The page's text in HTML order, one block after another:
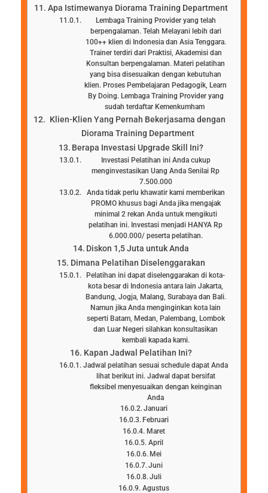
Apa Istimewanya Diorama Training Department
Lembaga Training Provider yang telah
berpengalaman. Telah Melayani lebih dari
100++ klien di Indonesia dan Asia Tenggara.
Trainer terdiri dari Praktisi, Akademisi dan
Konsultan berpengalaman. Materi pelatihan
yang bisa disesuaikan dengan kebutuhan
klien. Proses Pembelajaran Pedagogik, Learn
By Doing. Lembaga Training Provider yang
sudah terdaftar Kemenkumham
Klien-Klien Yang Pernah Bekerjasama dengan
Diorama Training Department
Berapa Investasi Upgrade Skill Ini?
Investasi Pelatihan ini Anda cukup
menginvestasikan Uang Anda Senilai Rp
7.500.000
Anda tidak perlu khawatir kami memberikan
PROMO khusus bagi Anda jika mengajak
minimal 2 rekan Anda untuk mengikuti
pelatihan ini. Investasi menjadi HANYA Rp
6.000.000/ peserta pelatihan.
Diskon 1,5 Juta untuk Anda
Dimana Pelatihan Diselenggarakan
Pelatihan ini dapat diselenggarakan di kota-
kota besar di Indonesia antara lain Jakarta,
Bandung, Jogja, Malang, Surabaya dan Bali.
Namun jika Anda menginginkan kota lain
seperti Batam, Medan, Palembang, Lombok
dan Luar Negeri silahkan konsultasikan
kembali kapada kami.
Kapan Jadwal Pelatihan Ini?
Jadwal pelatihan sesuai schedule dapat Anda
lihat berikut ini. Jadwal dapat bersifat
fleksibel menyesuaikan dengan keinginan
Anda
Januari
Februari
Maret
April
Mei
Juni
Juli
Agustus